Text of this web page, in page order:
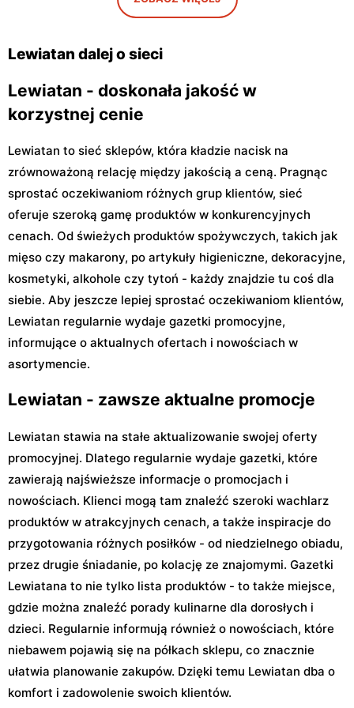
Warszawa, ul. Antoniego
Warszawa, ul. Szeligowska
Lewiatan dalej o sieci
Lewiatan - doskonała jakość w
korzystnej cenie
Lewiatan to sieć sklepów, która kładzie nacisk na
zrównoważoną relację między jakością a ceną. Pragnąc
sprostać oczekiwaniom różnych grup klientów, sieć
oferuje szeroką gamę produktów w konkurencyjnych
cenach. Od świeżych produktów spożywczych, takich jak
mięso czy makarony, po artykuły higieniczne, dekoracyjne,
kosmetyki, alkohole czy tytoń - każdy znajdzie tu coś dla
siebie. Aby jeszcze lepiej sprostać oczekiwaniom klientów,
Lewiatan regularnie wydaje gazetki promocyjne,
informujące o aktualnych ofertach i nowościach w
asortymencie.
Lewiatan - zawsze aktualne promocje
Lewiatan stawia na stałe aktualizowanie swojej oferty
promocyjnej. Dlatego regularnie wydaje gazetki, które
zawierają najświeższe informacje o promocjach i
nowościach. Klienci mogą tam znaleźć szeroki wachlarz
produktów w atrakcyjnych cenach, a także inspiracje do
przygotowania różnych posiłków - od niedzielnego obiadu,
przez drugie śniadanie, po kolację ze znajomymi. Gazetki
Lewiatana to nie tylko lista produktów - to także miejsce,
gdzie można znaleźć porady kulinarne dla dorosłych i
dzieci. Regularnie informują również o nowościach, które
niebawem pojawią się na półkach sklepu, co znacznie
ułatwia planowanie zakupów. Dzięki temu Lewiatan dba o
komfort i zadowolenie swoich klientów.